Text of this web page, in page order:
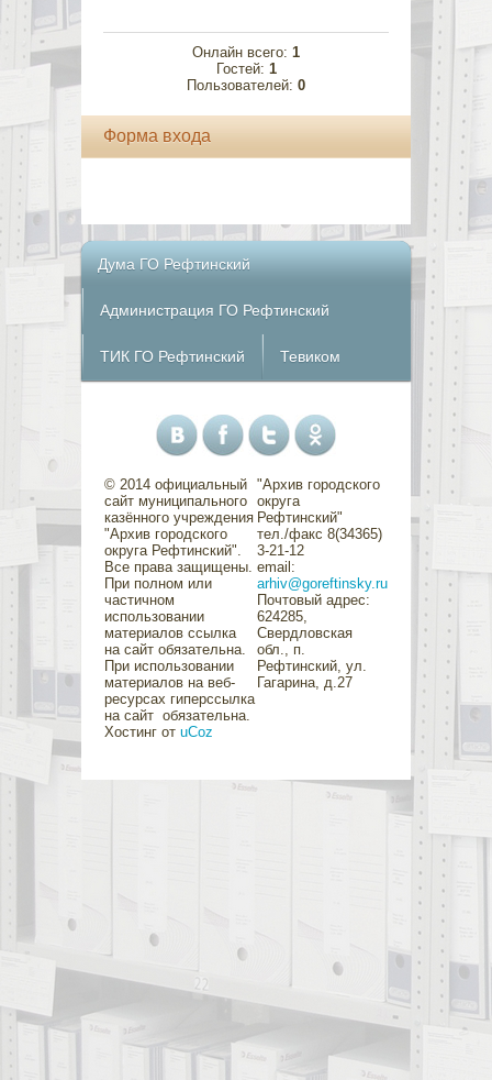
Онлайн всего: 1
Гостей: 1
Пользователей: 0
Форма входа
Дума ГО Рефтинский
Администрация ГО Рефтинский
ТИК ГО Рефтинский Тевиком
© 2014 официальный
сайт муниципального
казённого учреждения
"Архив городского
округа Рефтинский".
Все права защищены.
При полном или
частичном
использовании
материалов ссылка
на сайт обязательна.
При использовании
материалов на веб-
ресурсах гиперссылка
на сайт обязательна.
Хостинг от uCoz
"Архив городского
округа
Рефтинский"
тел./факс 8(34365)
3-21-12
email:
arhiv@goreftinsky.ru
Почтовый адрес:
624285,
Свердловская
обл., п.
Рефтинский, ул.
Гагарина, д.27